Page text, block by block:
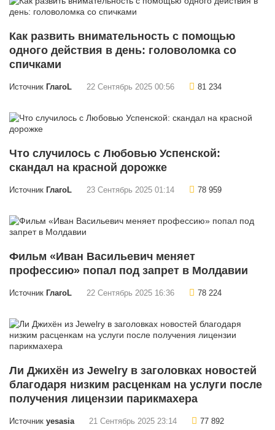
Как развить внимательность с помощью
одного действия в день: головоломка со
спичками
Источник ГлагоL 22 Сентябрь 2025 00:56 81 234
Что случилось с Любовью Успенской:
скандал на красной дорожке
Источник ГлагоL 23 Сентябрь 2025 01:14 78 959
Фильм «Иван Васильевич меняет
профессию» попал под запрет в Молдавии
Источник ГлагоL 22 Сентябрь 2025 16:36 78 224
Ли Джихён из Jewelry в заголовках новостей
благодаря низким расценкам на услуги после
получения лицензии парикмахера
Источник yesasia 21 Сентябрь 2025 23:14 77 892